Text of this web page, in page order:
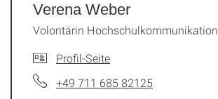
Verena Weber
Volontärin Hochschulkommunikation
Profil-Seite
+49 711 685 82125